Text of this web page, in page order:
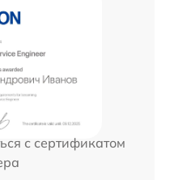
с сертификатом